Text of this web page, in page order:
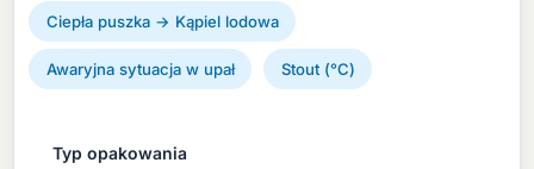
Ciepła puszka → Kąpiel lodowa
Awaryjna sytuacja w upał Stout (°C)
Typ opakowania